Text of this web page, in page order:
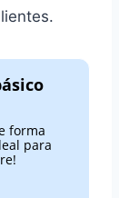
forma
para